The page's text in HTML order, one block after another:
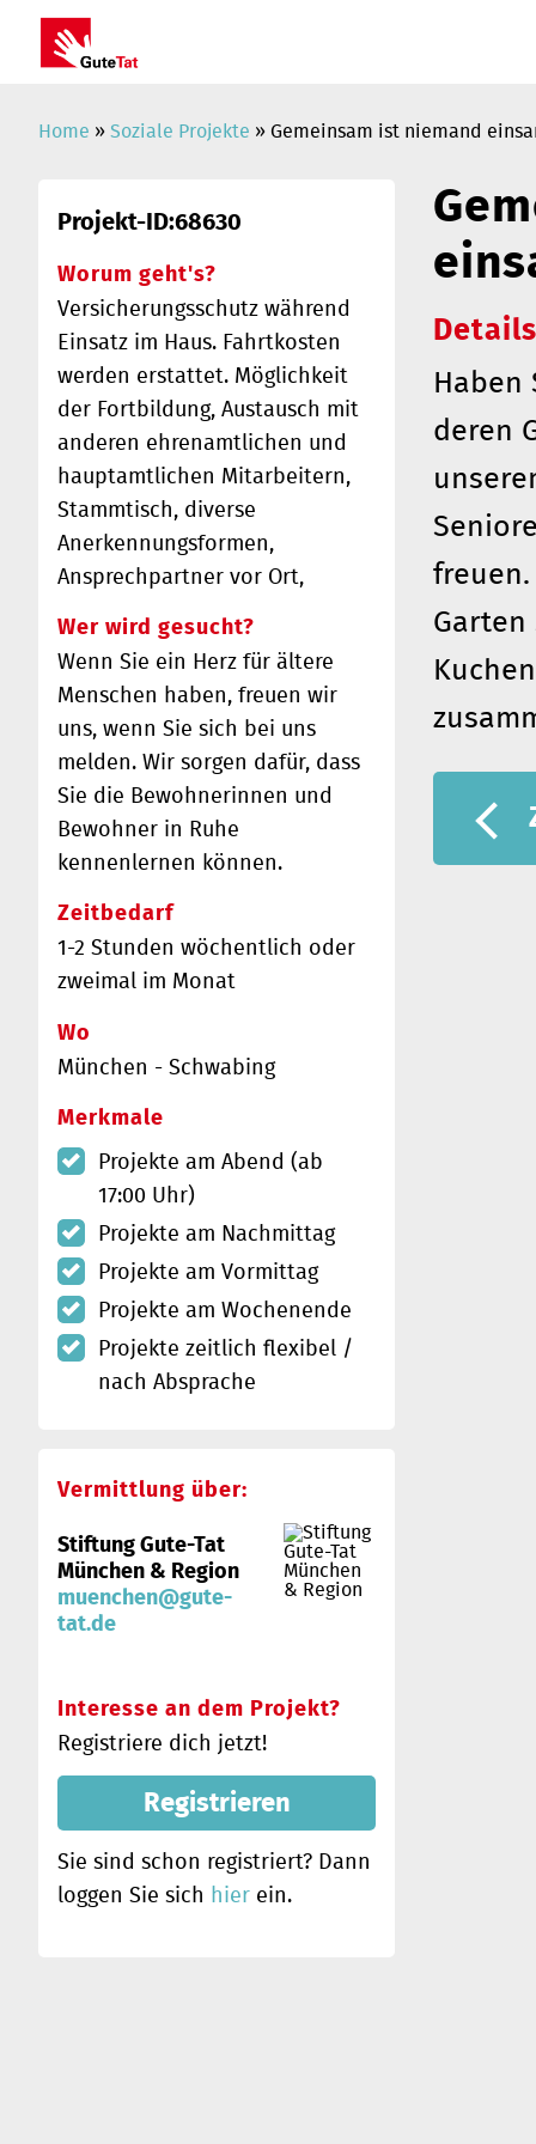
Home » Soziale Projekte » Gemeinsam ist niemand
Projekt-ID:68630
Worum geht's?
Versicherungsschutz während
Einsatz im Haus. Fahrtkosten
werden erstattet. Möglichkeit
der Fortbildung, Austausch mit
anderen ehrenamtlichen und
hauptamtlichen Mitarbeitern,
Stammtisch, diverse
Anerkennungsformen,
Ansprechpartner vor Ort,
Wer wird gesucht?
Wenn Sie ein Herz für ältere
Menschen haben, freuen wir
uns, wenn Sie sich bei uns
melden. Wir sorgen dafür, dass
Sie die Bewohnerinnen und
Bewohner in Ruhe
kennenlernen können.
Zeitbedarf
1-2 Stunden wöchentlich oder
zweimal im Monat
Wo
München - Schwabing
Merkmale
Projekte am Abend (ab
17:00 Uhr)
Projekte am Nachmittag
Projekte am Vormittag
Projekte am Wochenende
Projekte zeitlich flexibel /
nach Absprache
Vermittlung über:
Stiftung Gute-Tat
München & Region
muenchen@gute-
tat.de
Interesse an dem Projekt?
Registriere dich jetzt!
Registrieren
Sie sind schon registriert? Dann
loggen Sie sich hier ein.
Haben
deren
freuen.
Garten